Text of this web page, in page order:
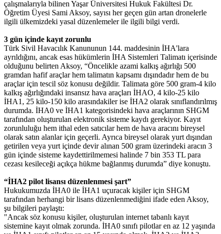
çalışmalarıyla bilinen Yaşar Üniversitesi Hukuk Fakültesi Dr.
Öğretim Üyesi Sami Aksoy, sayısı her geçen gün artan dronelerle
ilgili ülkemizdeki yasal düzenlemeler ile ilgili bilgi verdi.
3 gün içinde kayıt zorunlu
Türk Sivil Havacılık Kanununun 144. maddesinin İHA'lara
ayrıldığını, ancak esas hükümlerin İHA Sistemleri Talimatı içerisinde
olduğunu belirten Aksoy, “Öncelikle azami kalkış ağırlığı 500
gramdan hafif araçlar hem talimatın kapsamı dışındadır hem de bu
araçlar için tescil söz konusu değildir. Talimata göre 500 gram-4 kilo
kalkış ağırlığındaki insansız hava araçları İHAO, 4 kilo-25 kilo
İHA1, 25 kilo-150 kilo arasındakiler ise İHA2 olarak sınıflandırılmış
durumda. İHA0 ve İHA1 kategorisindeki hava araçlarının SHGM
tarafından oluşturulan elektronik sisteme kaydı gerekiyor. Kayıt
zorunluluğu hem ithal eden satıcılar hem de hava aracını bireysel
olarak satın alanlar için geçerli. Ayrıca bireysel olarak yurt dışından
getirilen veya yurt içinde devir alınan 500 gram üzerindeki aracın 3
gün içinde sisteme kaydettirilmemesi halinde 7 bin 353 TL para
cezası kesileceği açıkça hükme bağlanmış durumda” diye konuştu.
“İHA2 pilot lisansı düzenlenmesi şart”
Hukukumuzda İHA0 ile İHA1 uçuracak kişiler için SHGM
tarafından herhangi bir lisans düzenlenmediğini ifade eden Aksoy,
şu bilgileri paylaştı:
"Ancak söz konusu kişiler, oluşturulan internet tabanlı kayıt
sistemine kayıt olmak zorunda. İHA0 sınıfı pilotlar en az 12 yaşında